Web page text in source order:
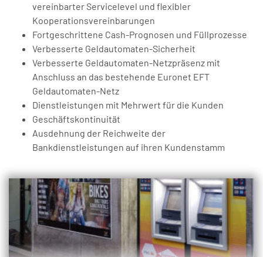
vereinbarter Servicelevel und flexibler
Kooperationsvereinbarungen
Fortgeschrittene Cash-Prognosen und Füllprozesse
Verbesserte Geldautomaten-Sicherheit
Verbesserte Geldautomaten-Netzpräsenz mit
Anschluss an das bestehende Euronet EFT
Geldautomaten-Netz
Dienstleistungen mit Mehrwert für die Kunden
Geschäftskontinuität
Ausdehnung der Reichweite der
Bankdienstleistungen auf ihren Kundenstamm